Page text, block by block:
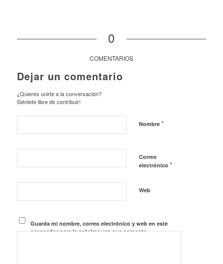
0
COMENTARIOS
Dejar un comentario
¿Quieres unirte a la conversación?
Siéntete libre de contribuir!
Nombre *
Correo
electrónico *
Web
Guarda mi nombre, correo electrónico y web en este
navegador para la próxima vez que comente.